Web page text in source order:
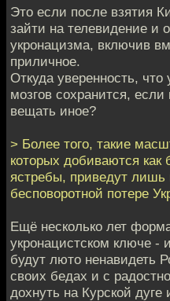
Это если после взятия
зайти на телевидение и
укронацизма, включив
приличное.
Откуда уверенность,
мозгов сохранится, если
вещать иное?
> Более того, такие
которых добиваются
ястребы, приведут лишь
бесповоротной потере
Ещё несколько лет
укронацистском ключе
будут люто ненавидеть
своих бедах и с
дохнуть на Курской